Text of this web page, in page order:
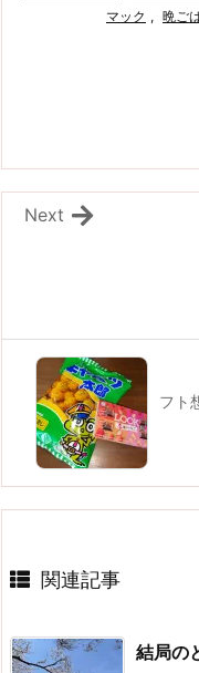
マック , 晩ご
Next
フト
関連記事
結局の